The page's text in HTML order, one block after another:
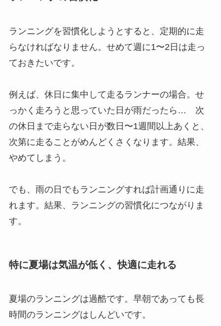
ランニングを習慣化しようとすると、定期的に走
らなければなりません。せめて週に1〜2日は走っ
ておきたいです。
例えば、休日に集中して走るランナーの場合。せ
っかく走ろうと思っていた日が雨だったら… 次
の休日まで走らない日が数日〜1週間以上あくと、
次第に走ることがめんどくさくなります。結果、
やめてしまう。
でも、雨の日でもランニングすれば計画通りに走
れます。結果、ランニングの習慣化につながりま
す。
特に夏場は気温が低く、快適に走れる
夏場のランニングは過酷です。早朝であっても長
時間のランニングはしんどいです。